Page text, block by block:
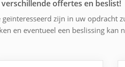
offertes en beslist!
zijn in uw opdracht
en eventueel een beslissing kan